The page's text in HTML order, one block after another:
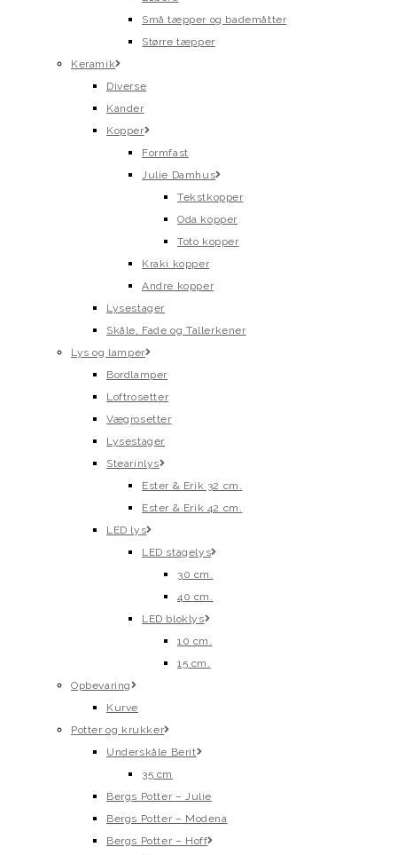
Små tæpper og bademåtter
Større tæpper
Keramik
Diverse
Kander
Kopper
Formfast
Julie Damhus
Tekstkopper
Oda kopper
Toto kopper
Kraki kopper
Andre kopper
Lysestager
Skåle, Fade og Tallerkener
Lys og lamper
Bordlamper
Loftrosetter
Vægrosetter
Lysestager
Stearinlys
Ester & Erik 32 cm.
Ester & Erik 42 cm.
LED lys
LED stagelys
30 cm.
40 cm.
LED bloklys
10 cm.
15 cm.
Opbevaring
Kurve
Potter og krukker
Underskåle Berit
35 cm
Bergs Potter – Julie
Bergs Potter – Modena
Bergs Potter – Hoff